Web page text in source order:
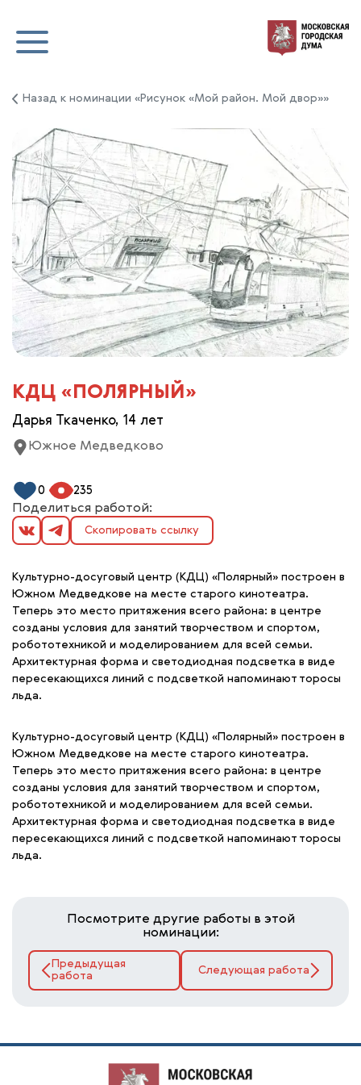
Назад к номинации «Рисунок «Мой район. Мой двор»»
КДЦ «ПОЛЯРНЫЙ»
Дарья Ткаченко, 14 лет
Южное Медведково
0 235
Поделиться работой:
Скопировать ссылку
Культурно-досуговый центр (КДЦ) «Полярный» построен в
Южном Медведкове на месте старого кинотеатра.
Теперь это место притяжения всего района: в центре
созданы условия для занятий творчеством и спортом,
робототехникой и моделированием для всей семьи.
Архитектурная форма и светодиодная подсветка в виде
пересекающихся линий с подсветкой напоминают торосы
льда.
Культурно-досуговый центр (КДЦ) «Полярный» построен в
Южном Медведкове на месте старого кинотеатра.
Теперь это место притяжения всего района: в центре
созданы условия для занятий творчеством и спортом,
робототехникой и моделированием для всей семьи.
Архитектурная форма и светодиодная подсветка в виде
пересекающихся линий с подсветкой напоминают торосы
льда.
Посмотрите другие работы в этой
номинации:
Предыдущая
работа
Следующая работа